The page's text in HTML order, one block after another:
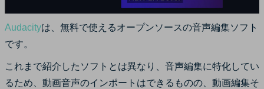
Audacityは、無料で使えるオープンソースの音声編集ソフト
です。
これまで紹介したソフトとは異なり、音声編集に特化してい
るため、動画音声のインポートはできるものの、動画編集そ